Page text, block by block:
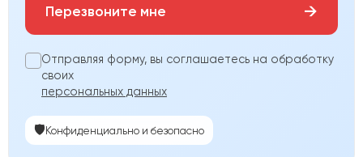
Перезвоните мне →
Отправляя форму, вы соглашаетесь на обработку
своих
персональных данных
🛡️Конфиденциально и безопасно